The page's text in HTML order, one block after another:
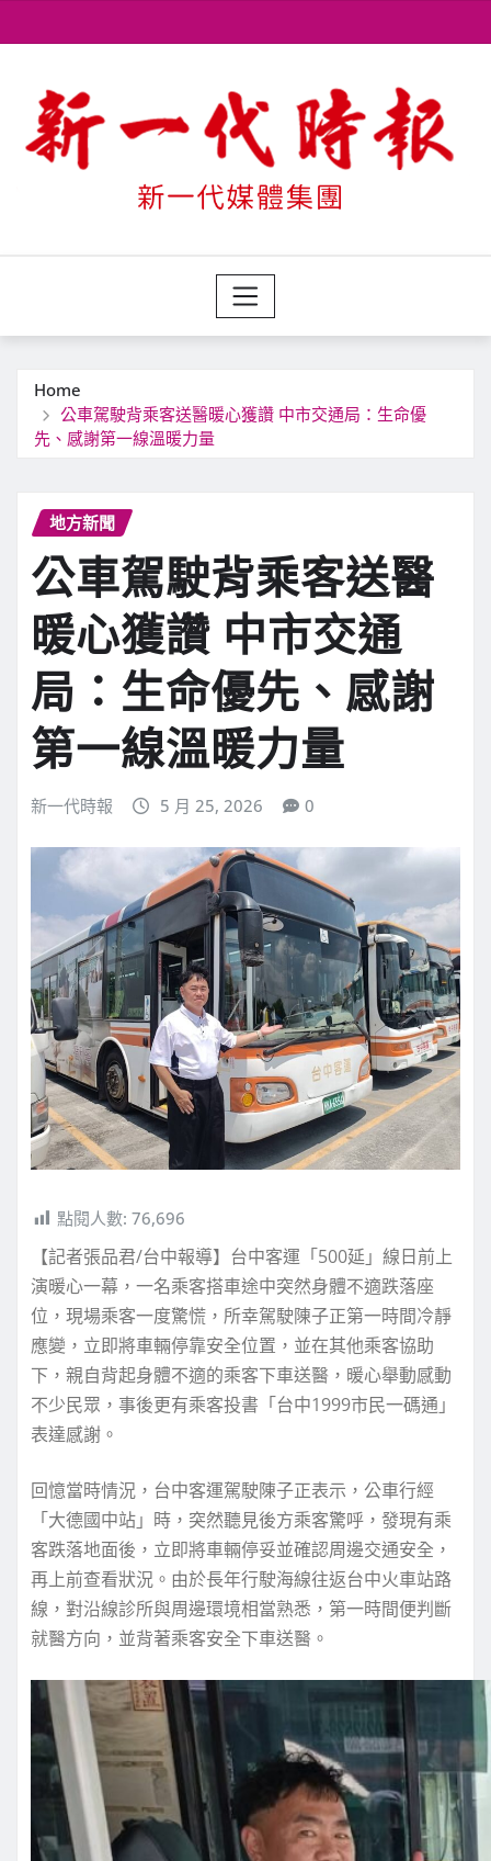
to
Home
公車駕駛背乘客送醫暖心獲讚 中市交通局：生命優
先、感謝第一線溫暖力量
地方新聞
公車駕駛背乘客送醫
暖心獲讚 中市交通
局：生命優先、感謝
第一線溫暖力量
新一代時報 5 月 25, 2026 0
點閱人數: 76,696
【記者張品君/台中報導】台中客運「500延」線日前上
演暖心一幕，一名乘客搭車途中突然身體不適跌落座
位，現場乘客一度驚慌，所幸駕駛陳子正第一時間冷靜
應變，立即將車輛停靠安全位置，並在其他乘客協助
下，親自背起身體不適的乘客下車送醫，暖心舉動感動
不少民眾，事後更有乘客投書「台中1999市民一碼通」
表達感謝。
回憶當時情況，台中客運駕駛陳子正表示，公車行經
「大德國中站」時，突然聽見後方乘客驚呼，發現有乘
客跌落地面後，立即將車輛停妥並確認周邊交通安全，
再上前查看狀況。由於長年行駛海線往返台中火車站路
線，對沿線診所與周邊環境相當熟悉，第一時間便判斷
就醫方向，並背著乘客安全下車送醫。